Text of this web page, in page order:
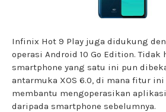
Infinix Hot 9 Play juga didukung
operasi Android 10 Go Edition. Tidak
smartphone yang satu ini pun
antarmuka XOS 6.0, di mana fitur
membantu mengoperasikan
daripada smartphone sebelumnya.